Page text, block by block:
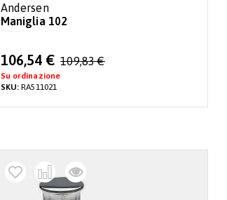
Andersen
Maniglia 102
Special
Price
106,54 € 109,83 €
Su ordinazione
SKU:RA511021